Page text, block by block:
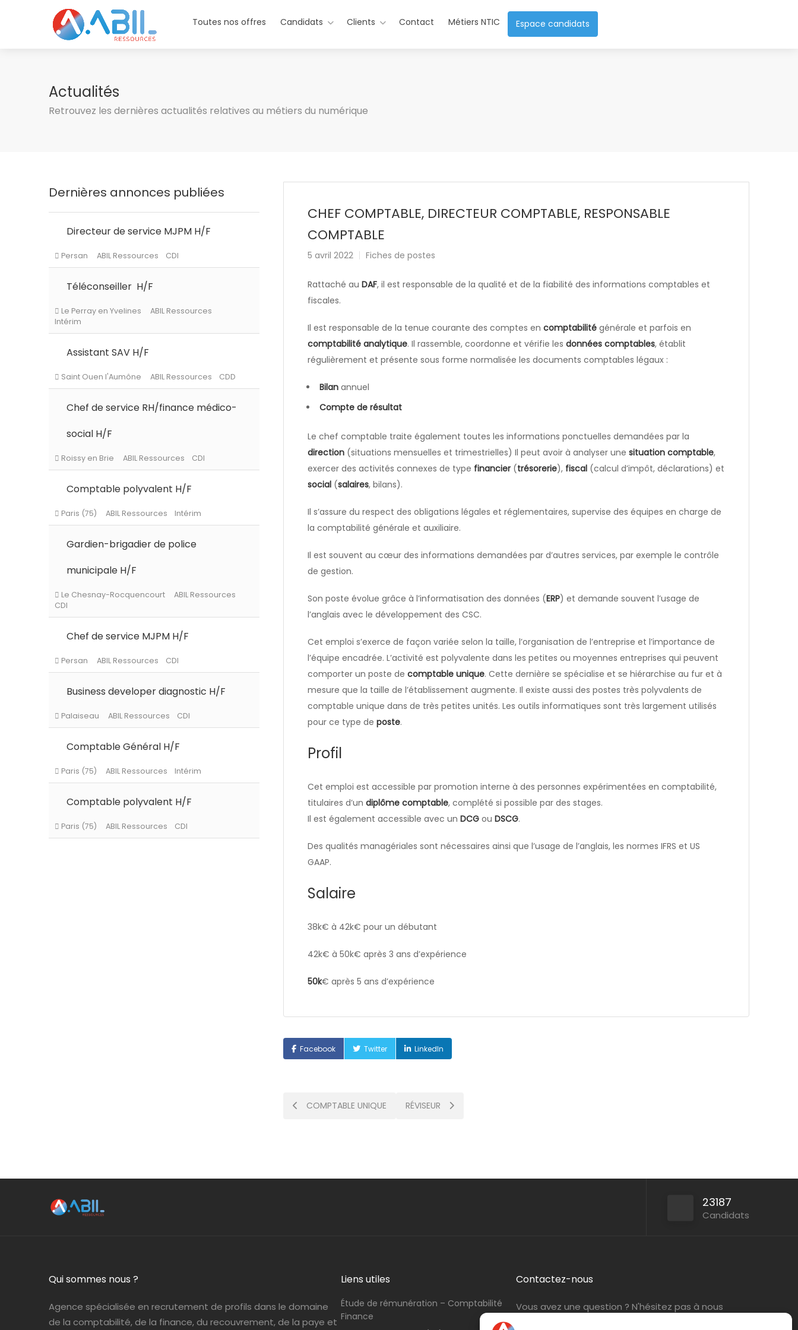
Toutes nos offres Candidats Clients Contact Métiers NTIC Espace candidats
Actualités
Retrouvez les dernières actualités relatives au métiers du numérique
CHEF COMPTABLE, DIRECTEUR COMPTABLE, RESPONSABLE
COMPTABLE
5 avril 2022 Fiches de postes
Rattaché au DAF, il est responsable de la qualité et de la fiabilité des informations comptables et
fiscales.
Il est responsable de la tenue courante des comptes en comptabilité générale et parfois en
comptabilité analytique. Il rassemble, coordonne et vérifie les données comptables, établit
régulièrement et présente sous forme normalisée les documents comptables légaux :
Bilan annuel
Compte de résultat
Le chef comptable traite également toutes les informations ponctuelles demandées par la
direction (situations mensuelles et trimestrielles) Il peut avoir à analyser une situation comptable,
exercer des activités connexes de type financier (trésorerie), fiscal (calcul d’impôt, déclarations) et
social (salaires, bilans).
Il s’assure du respect des obligations légales et réglementaires, supervise des équipes en charge de
la comptabilité générale et auxiliaire.
Il est souvent au cœur des informations demandées par d’autres services, par exemple le contrôle
de gestion.
Son poste évolue grâce à l’informatisation des données (ERP) et demande souvent l’usage de
l’anglais avec le développement des CSC.
Cet emploi s’exerce de façon variée selon la taille, l’organisation de l’entreprise et l’importance de
l’équipe encadrée. L’activité est polyvalente dans les petites ou moyennes entreprises qui peuvent
comporter un poste de comptable unique. Cette dernière se spécialise et se hiérarchise au fur et à
mesure que la taille de l’établissement augmente. Il existe aussi des postes très polyvalents de
comptable unique dans de très petites unités. Les outils informatiques sont très largement utilisés
pour ce type de poste.
Profil
Cet emploi est accessible par promotion interne à des personnes expérimentées en comptabilité,
titulaires d’un diplôme comptable, complété si possible par des stages.
Il est également accessible avec un DCG ou DSCG.
Des qualités managériales sont nécessaires ainsi que l’usage de l’anglais, les normes IFRS et US
GAAP.
Salaire
38k€ à 42k€ pour un débutant
42k€ à 50k€ après 3 ans d’expérience
50k€ après 5 ans d’expérience
Facebook Twitter LinkedIn
PostCOMPTABLE UNIQUE RÉVISEUR
Dernières annonces publiées
Directeur de service MJPM H/F
Persan ABIL Ressources
Téléconseiller H/F
Le Perray en Yvelines
Intérim
Assistant SAV H/F
Chef de service RH/finance médico-
social H/F
Roissy en Brie ABIL Ressources
Comptable polyvalent H/F
Paris (75) ABIL Ressources
Gardien-brigadier de police
municipale H/F
Le Chesnay-Rocquencourt
CDI
Chef de service MJPM H/F
Business developer diagnostic H/F
Palaiseau ABIL Ressources
Comptable Général H/F
Comptable polyvalent H/F
23187
Candidats
Qui sommes nous ?
Agence spécialisée en recrutement de profils dans le domaine
de la comptabilité, de la finance, du recouvrement, de la paye et
Liens utiles
Étude de rémunération – Comptabilité
Finance
Contactez-nous
Vous avez une question ? N'hésitez pas à nous